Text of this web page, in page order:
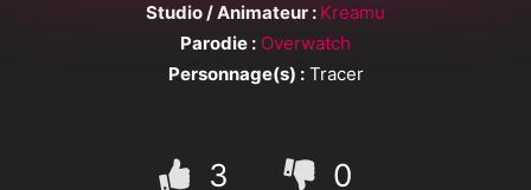
Studio / Animateur : Kreamu
Parodie : Overwatch
Personnage(s) :Tracer
3 0